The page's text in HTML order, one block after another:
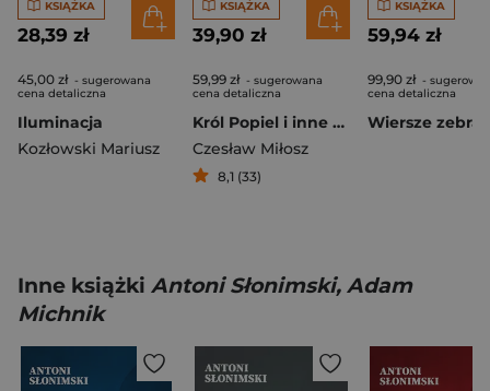
KSIĄŻKA
28,39 zł
45,00 zł - sugerowana
cena detaliczna
Iluminacja
Kozłowski Mariusz
KSIĄŻKA
39,90 zł
59,99 zł - sugerowana
cena detaliczna
Król Popiel i inne wiersze
Czesław Miłosz
8,1 (33)
KSIĄŻKA
59,94 zł
99,90 zł -
cena detaliczna
Wiersze
Inne książki Antoni Słonimski, Adam
Michnik